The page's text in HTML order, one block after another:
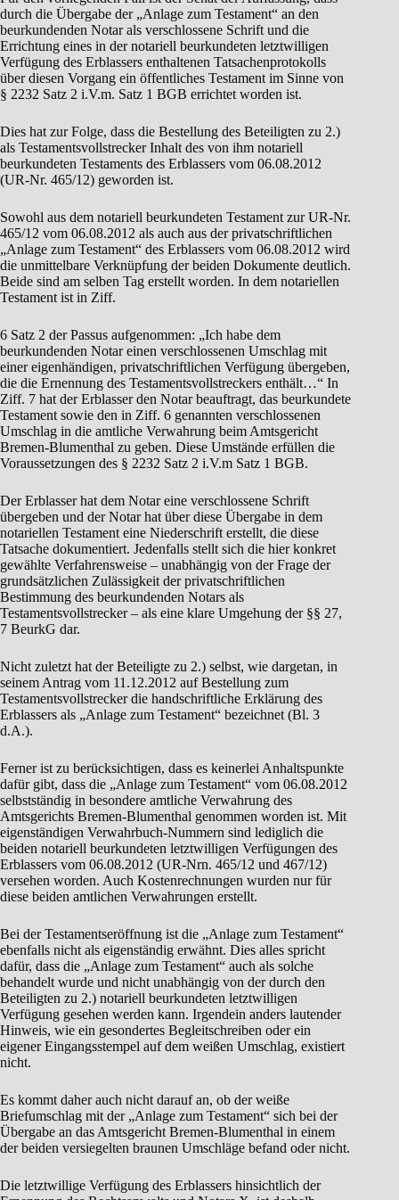
durch die Übergabe der „Anlage zum Testament“ an den
beurkundenden Notar als verschlossene Schrift und die
Errichtung eines in der notariell beurkundeten letztwilligen
Verfügung des Erblassers enthaltenen Tatsachenprotokolls
über diesen Vorgang ein öffentliches Testament im Sinne von
§ 2232 Satz 2 i.V.m. Satz 1 BGB errichtet worden ist.
Dies hat zur Folge, dass die Bestellung des Beteiligten zu 2.)
als Testamentsvollstrecker Inhalt des von ihm notariell
beurkundeten Testaments des Erblassers vom 06.08.2012
(UR-Nr. 465/12) geworden ist.
Sowohl aus dem notariell beurkundeten Testament zur UR-Nr.
465/12 vom 06.08.2012 als auch aus der privatschriftlichen
„Anlage zum Testament“ des Erblassers vom 06.08.2012 wird
die unmittelbare Verknüpfung der beiden Dokumente deutlich.
Beide sind am selben Tag erstellt worden. In dem notariellen
Testament ist in Ziff.
6 Satz 2 der Passus aufgenommen: „Ich habe dem
beurkundenden Notar einen verschlossenen Umschlag mit
einer eigenhändigen, privatschriftlichen Verfügung übergeben,
die die Ernennung des Testamentsvollstreckers enthält…“ In
Ziff. 7 hat der Erblasser den Notar beauftragt, das beurkundete
Testament sowie den in Ziff. 6 genannten verschlossenen
Umschlag in die amtliche Verwahrung beim Amtsgericht
Bremen-Blumenthal zu geben. Diese Umstände erfüllen die
Voraussetzungen des § 2232 Satz 2 i.V.m Satz 1 BGB.
Der Erblasser hat dem Notar eine verschlossene Schrift
übergeben und der Notar hat über diese Übergabe in dem
notariellen Testament eine Niederschrift erstellt, die diese
Tatsache dokumentiert. Jedenfalls stellt sich die hier konkret
gewählte Verfahrensweise – unabhängig von der Frage der
grundsätzlichen Zulässigkeit der privatschriftlichen
Bestimmung des beurkundenden Notars als
Testamentsvollstrecker – als eine klare Umgehung der §§ 27,
7 BeurkG dar.
Nicht zuletzt hat der Beteiligte zu 2.) selbst, wie dargetan, in
seinem Antrag vom 11.12.2012 auf Bestellung zum
Testamentsvollstrecker die handschriftliche Erklärung des
Erblassers als „Anlage zum Testament“ bezeichnet (Bl. 3
d.A.).
Ferner ist zu berücksichtigen, dass es keinerlei Anhaltspunkte
dafür gibt, dass die „Anlage zum Testament“ vom 06.08.2012
selbstständig in besondere amtliche Verwahrung des
Amtsgerichts Bremen-Blumenthal genommen worden ist. Mit
eigenständigen Verwahrbuch-Nummern sind lediglich die
beiden notariell beurkundeten letztwilligen Verfügungen des
Erblassers vom 06.08.2012 (UR-Nrn. 465/12 und 467/12)
versehen worden. Auch Kostenrechnungen wurden nur für
diese beiden amtlichen Verwahrungen erstellt.
Bei der Testamentseröffnung ist die „Anlage zum Testament“
ebenfalls nicht als eigenständig erwähnt. Dies alles spricht
dafür, dass die „Anlage zum Testament“ auch als solche
behandelt wurde und nicht unabhängig von der durch den
Beteiligten zu 2.) notariell beurkundeten letztwilligen
Verfügung gesehen werden kann. Irgendein anders lautender
Hinweis, wie ein gesondertes Begleitschreiben oder ein
eigener Eingangsstempel auf dem weißen Umschlag, existiert
nicht.
Es kommt daher auch nicht darauf an, ob der weiße
Briefumschlag mit der „Anlage zum Testament“ sich bei der
Übergabe an das Amtsgericht Bremen-Blumenthal in einem
der beiden versiegelten braunen Umschläge befand oder nicht.
Die letztwillige Verfügung des Erblassers hinsichtlich der